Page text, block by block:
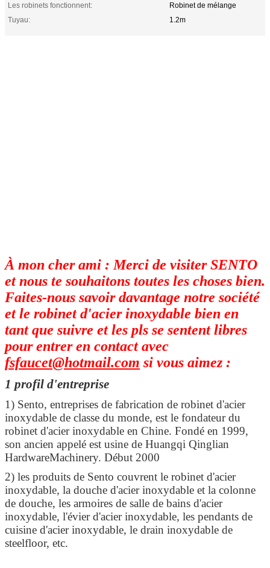
Les robinets fonctionnent:
Robinet de mélange
Tuyau:
1.2m
À mon cher ami : Merci de visiter SENTO
et nous te souhaitons toutes les choses bien.
Faites-nous savoir davantage notre société
et le robinet d'acier inoxydable bien en
tant que suivre et les pls se sentent libres
pour entrer en contact avec
fsfaucet@hotmail.com si vous aimez :
1 profil d'entreprise
1) Sento, entreprises de fabrication de robinet d'acier
inoxydable de classe du monde, est le fondateur du
robinet d'acier inoxydable en Chine. Fondé en 1999,
son ancien appelé est usine de Huangqi Qinglian
HardwareMachinery. Début 2000
2) les produits de Sento couvrent le robinet d'acier
inoxydable, la douche d'acier inoxydable et la colonne
de douche, les armoires de salle de bains d'acier
inoxydable, l'évier d'acier inoxydable, les pendants de
cuisine d'acier inoxydable, le drain inoxydable de
steelfloor, etc.